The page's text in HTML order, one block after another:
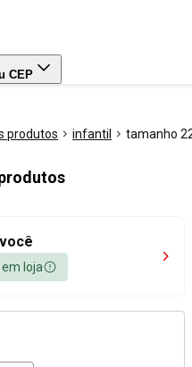
CEP
produtos infantil tamanho
loja